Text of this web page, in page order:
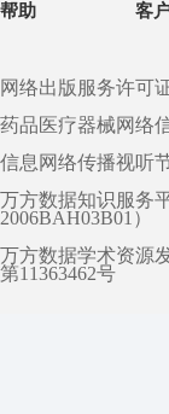
帮助 客
网络出版服务许可
药品医疗器械网络
信息网络传播视听
万方数据知识服务
2006BAH03B01）
万方数据学术资源
第11363462号